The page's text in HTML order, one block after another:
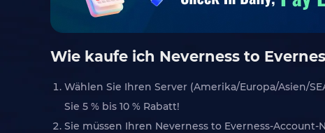
Wie kaufe ich Neverness to
Wählen Sie Ihren Server (Amerika/Europa/Asien/
Sie 5 % bis 10 % Rabatt!
Sie müssen Ihren Neverness to Everness-